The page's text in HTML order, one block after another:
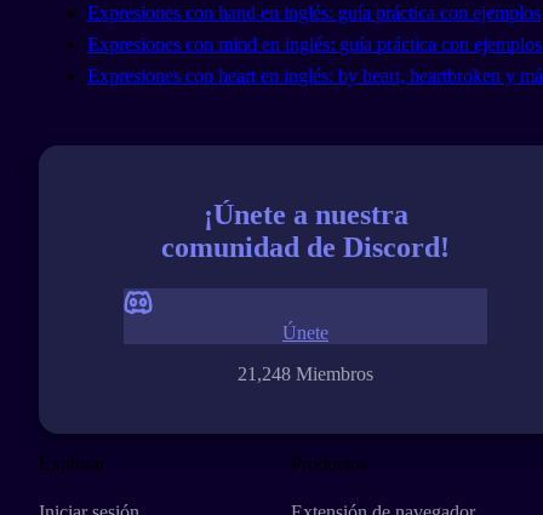
Expresiones con hand en inglés: guía práctica con ejemplos
Expresiones con mind en inglés: guía práctica con ejemplos
Expresiones con heart en inglés: by heart, heartbroken y
¡Únete a nuestra
comunidad de Discord!
21,248 Miembros
Únete
Explorar Productos